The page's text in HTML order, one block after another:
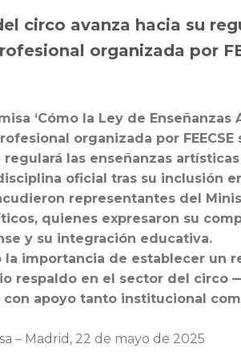
circo avanza hacia su
organizada por
‘Cómo la Ley de
organizada por
las enseñanzas
oficial tras su inclusión
representantes del
quienes expresaron su
y su integración educativa.
la importancia de establecer un
respaldo en el sector del circo
apoyo tanto institucional
– Madrid, 22 de mayo de 2025